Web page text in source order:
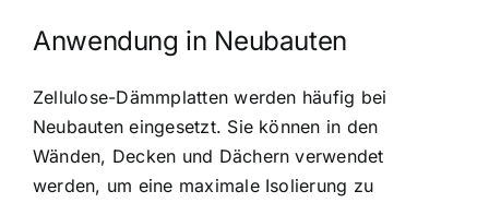
Anwendung in Neubauten
Zellulose-Dämmplatten werden häufig bei
Neubauten eingesetzt. Sie können in den
Wänden, Decken und Dächern verwendet
werden, um eine maximale Isolierung zu